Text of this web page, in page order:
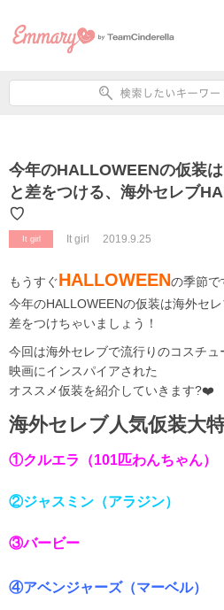
今年のHALLOWEENの仮装
と差をつける、海外セレブ
♡
It girl It girl 2019.9.25
もうすぐHALLOWEENの季節で
今年のHALLOWEENの仮装は海外セ
差をつけちゃいましょう！
今回は海外セレブで流行りのコスチ
映画にインスパイアされた
オススメ仮装を紹介していきます?❤️
海外セレブ人気仮装大特
①クルエラ（101匹わんちゃん）
②ジャスミン（アラジン）
③バービー
④アベンジャーズ（マーベル）